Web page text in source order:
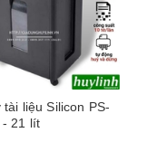
tài liệu Silicon PS-
- 21 lít